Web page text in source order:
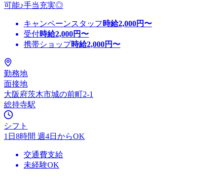
可能♪手当充実◎
キャンペーンスタッフ 時給2,000円〜
受付時給2,000円〜
携帯ショップ時給2,000円〜
勤務地
面接地
大阪府茨木市城の前町2-1
総持寺駅
シフト
1日8時間 週4日からOK
交通費支給
未経験OK